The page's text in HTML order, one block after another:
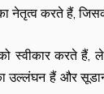
करते हैं,
स्वीकार करते हैं,
उल्लंघन हैं और